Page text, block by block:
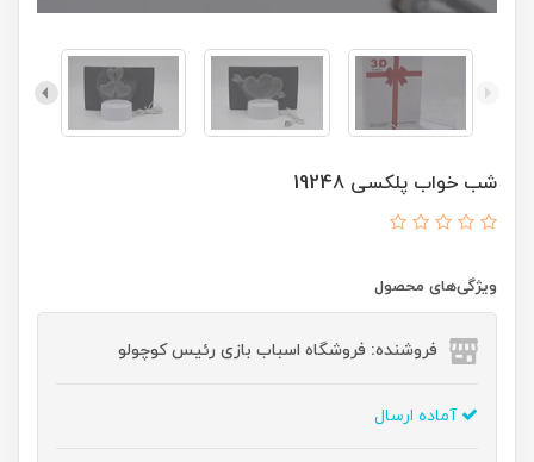
شب خواب پلکسی 19248
ویژگی‌های محصول
فروشنده: فروشگاه اسباب بازی رئیس کوچولو
آماده ارسال